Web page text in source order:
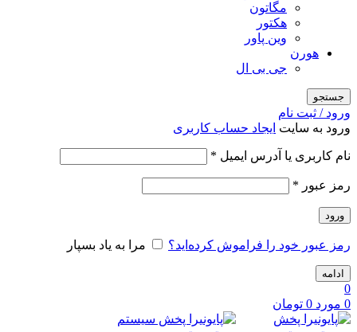
مگاتون
هکتور
وین پاور
هورن
جی بی ال
جستجو
ورود / ثبت نام
ورود به سایت ایجاد حساب کاربری
نام کاربری یا آدرس ایمیل *
رمز عبور *
ورود
رمز عبور خود را فراموش کرده‌اید؟ مرا به یاد بسپار
ادامه
0
0 مورد 0 تومان